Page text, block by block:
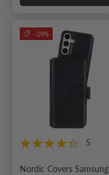
-29%
5
Nordic Covers Samsung